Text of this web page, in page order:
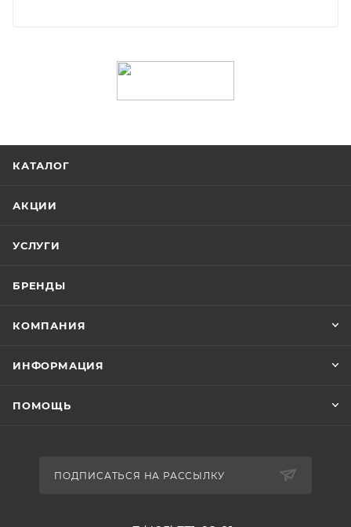
КАТАЛОГ
АКЦИИ
УСЛУГИ
БРЕНДЫ
КОМПАНИЯ
ИНФОРМАЦИЯ
ПОМОЩЬ
ПОДПИСАТЬСЯ НА РАССЫЛКУ